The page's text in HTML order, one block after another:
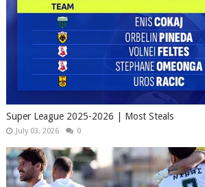
Super League 2025-2026 | Most Steals
July 03, 2026 0